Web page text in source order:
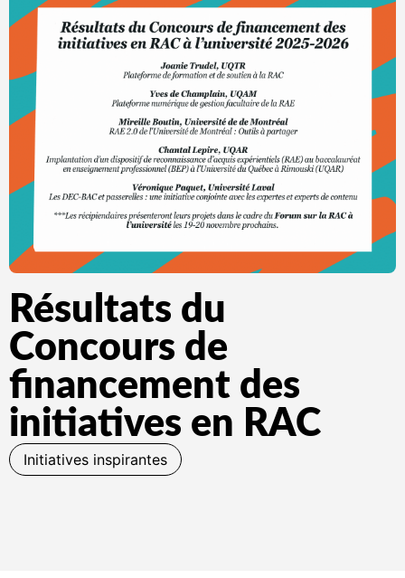
Résultats du
Concours de
financement des
initiatives en RAC
Initiatives inspirantes